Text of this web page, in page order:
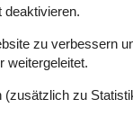
um die
einem
und der
deaktivieren.
zu verbessern
weitergeleitet.
(zusätzlich zu